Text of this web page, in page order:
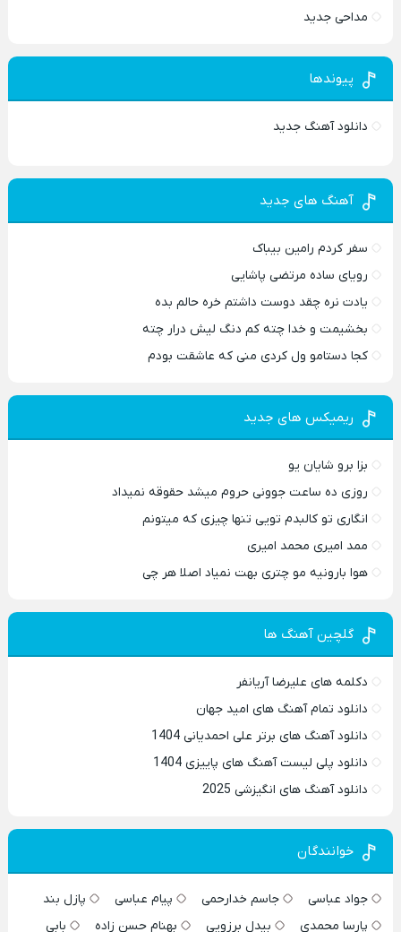
مداحی جدید
پیوندها
دانلود آهنگ جدید
آهنگ های جدید
سفر کردم رامین بیباک
رویای ساده مرتضی پاشایی
یادت نره چقد دوست داشتم خره حالم بده
بخشیمت و خدا چته کم دنگ لیش درار چته
کجا دستامو ول کردی منی که عاشقت بودم
ریمیکس های جدید
بزا برو شایان یو
روزی ده ساعت جوونی حروم میشد حقوقه نمیداد
انگاری تو کالبدم تویی تنها چیزی که میتونم
ممد امیری محمد امیری
هوا بارونیه مو چتری بهت نمیاد اصلا هر چی
گلچین آهنگ ها
دکلمه های علیرضا آریانفر
دانلود تمام آهنگ های امید جهان
دانلود آهنگ های برتر علی احمدیانی 1404
دانلود پلی لیست آهنگ های پاییزی 1404
دانلود آهنگ های انگیزشی 2025
خوانندگان
جواد عباسی جاسم خدارحمی پیام عباسی
پازل بند
پارسا محمدی
بیدل برزویی بهنام حسن زاده
بابی